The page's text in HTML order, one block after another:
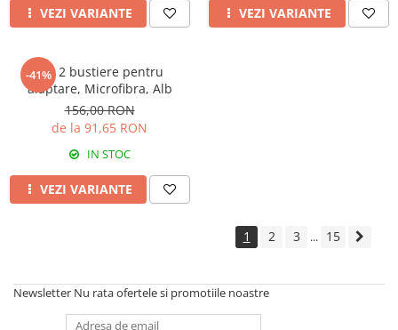
VEZI VARIANTE VEZI VARIANTE
-41%
Set 2 bustiere pentru
alaptare, Microfibra, Alb
156,00 RON
de la 91,65 RON
IN STOC
VEZI VARIANTE
1 2 3 ... 15
Newsletter Nu rata ofertele si promotiile noastre